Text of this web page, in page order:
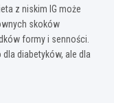
z niskim IG może
skoków
formy i senności.
diabetyków, ale dla